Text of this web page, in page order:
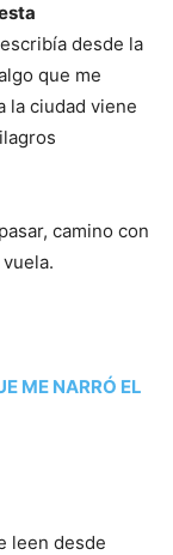
desde la
que me
la ciudad viene
camino con
ME NARRÓ EL
leen desde